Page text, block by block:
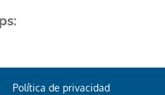
a nuestro boletín.
ACEPTAR
Política de privacidad